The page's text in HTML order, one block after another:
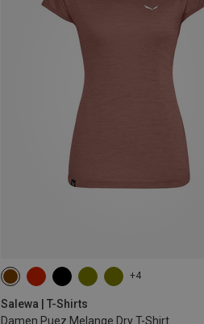
+4
Salewa | T-Shirts
Damen Puez Melange Dry T-Shirt
XS S M XL